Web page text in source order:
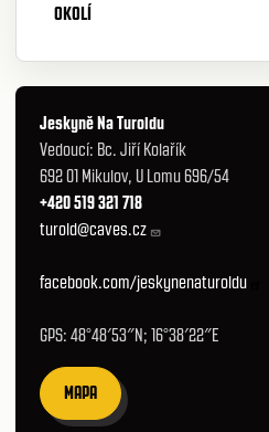
OKOLÍ
Jeskyně Na Turoldu
Vedoucí: Bc. Jiří Kolařík
692 01 Mikulov, U Lomu 696/54
+420 519 321 718
turold@caves.cz
facebook.com/jeskynenaturoldu
GPS: 48°48′53″N; 16°38′22″E
MAPA